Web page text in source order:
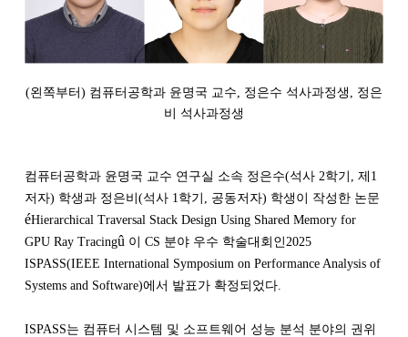
(왼쪽부터) 컴퓨터공학과 윤명국 교수, 정은수 석사과정생, 정은
비 석사과정생
컴퓨터공학과 윤명국 교수 연구실 소속 정은수(석사 2학기, 제1
저자) 학생과 정은비(석사 1학기, 공동저자) 학생이 작성한 논문
éHierarchical Traversal Stack Design Using Shared Memory for
GPU Ray Tracingû 이 CS 분야 우수 학술대회인2025
ISPASS(IEEE International Symposium on Performance Analysis of
Systems and Software)에서 발표가 확정되었다.
ISPASS는 컴퓨터 시스템 및 소프트웨어 성능 분석 분야의 권위